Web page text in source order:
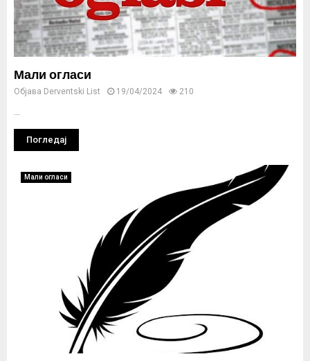
Мали огласи
Објава Derventski List 19/04/2024 210
Погледај
Мали огласи